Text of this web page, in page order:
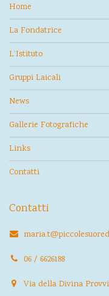
Home
La Fondatrice
L’Istituto
Gruppi Laicali
News
Gallerie Fotografiche
Links
Contatti
Contatti
06 / 6626188
Via della Divina